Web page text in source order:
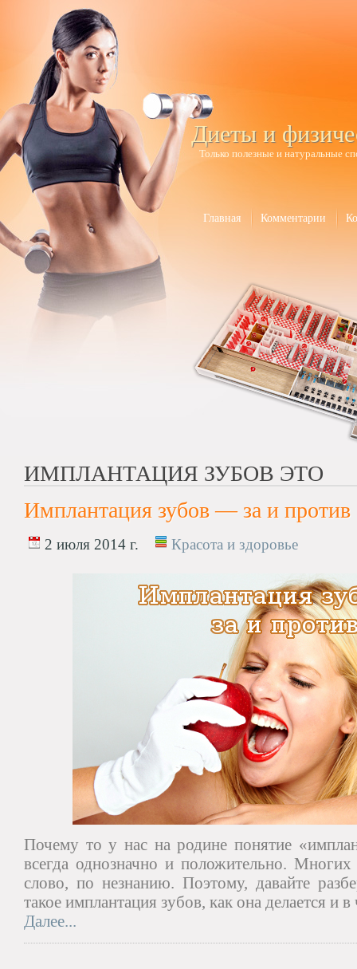
Диеты и
Только полезные и натуральные
Главная Комментарии
ИМПЛАНТАЦИЯ ЗУБОВ ЭТО
Имплантация зубов — за и против
2 июля 2014 г. Красота и здоровье
Почему то у нас на родине понятие
всегда однозначно и положительно.
слово, по незнанию. Поэтому, давайте
такое имплантация зубов, как она делается и
Далее...